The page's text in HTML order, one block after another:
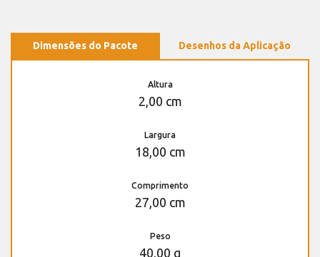
Dimensões do Pacote Desenhos da Aplicação
Altura
2,00 cm
Largura
18,00 cm
Comprimento
27,00 cm
Peso
40,00 g